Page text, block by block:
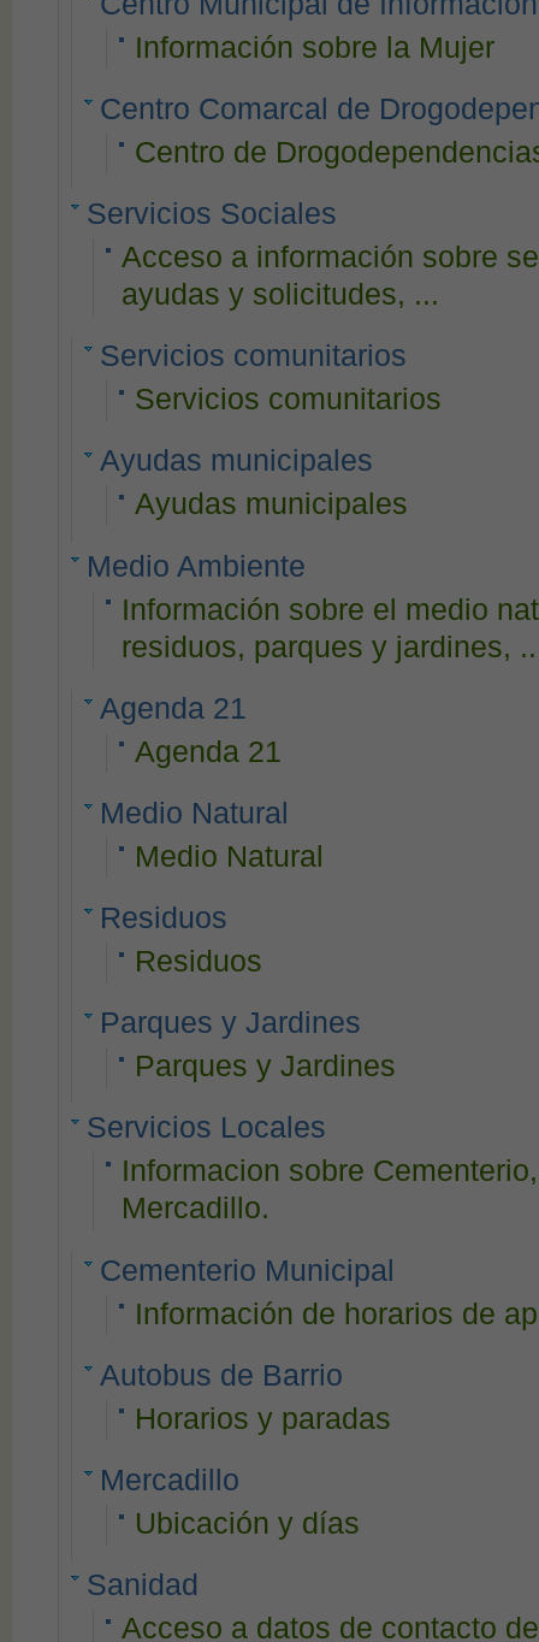
Información sobre la Mujer
Centro Comarcal de
Centro de
Servicios Sociales
Acceso a información sobre
ayudas y solicitudes, ...
Servicios comunitarios
Servicios comunitarios
Ayudas municipales
Ayudas municipales
Medio Ambiente
Información sobre el medio
residuos, parques y jardines,
Agenda 21
Agenda 21
Medio Natural
Medio Natural
Residuos
Residuos
Parques y Jardines
Parques y Jardines
Servicios Locales
Informacion sobre
Mercadillo.
Cementerio Municipal
Información de horarios de
Autobus de Barrio
Horarios y paradas
Mercadillo
Ubicación y días
Sanidad
Acceso a datos de contacto